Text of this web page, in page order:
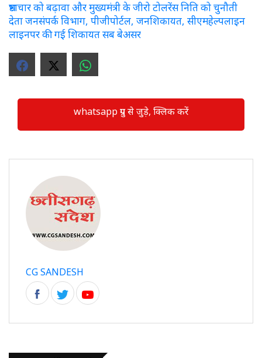
भ्रष्टाचार को बढ़ावा और मुख्यमंत्री के जीरो टोलरेंस निति को चुनौती
देता जनसंपर्क विभाग, पीजीपोर्टल, जनशिकायत, सीएमहेल्पलाइन
लाइनपर की गई शिकायत सब बेअसर
whatsapp ग्रुप से जुड़े, क्लिक करें
CG SANDESH